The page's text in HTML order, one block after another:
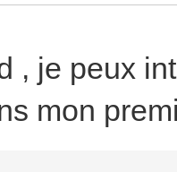
, je peux
mon